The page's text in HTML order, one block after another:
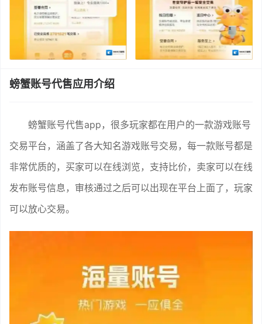
螃蟹账号代售应用介绍
螃蟹账号代售app，很多玩家都在用户的一款游戏账号
交易平台，涵盖了各大知名游戏账号交易，每一款账号都是
非常优质的，买家可以在线浏览，支持比价，卖家可以在线
发布账号信息，审核通过之后可以出现在平台上面了，玩家
可以放心交易。